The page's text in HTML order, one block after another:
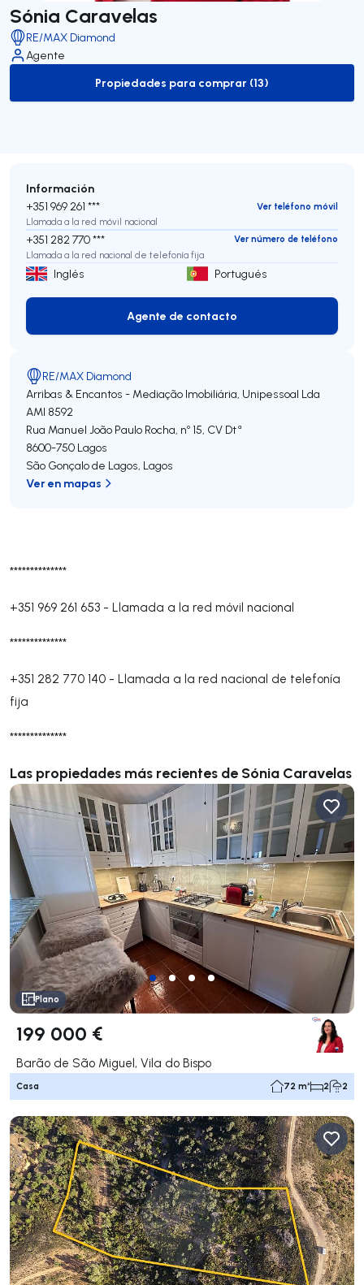
Sónia Caravelas
RE/MAX Diamond
Agente
to-buy-listing
Propiedades para comprar (13)
**************
+351 969 261 653 - Llamada a la red móvil nacional
**************
+351 282 770 140 - Llamada a la red nacional de telefonía
fija
**************
Las propiedades más recientes de Sónia Caravelas
Plano
199 000 €
Barão de São Miguel, Vila do Bispo
Casa 72 m² 2 2
Información
+351 969 261 ***
Ver teléfono móvil
Llamada a la red móvil nacional
+351 282 770 ***
Ver número de teléfono
Llamada a la red nacional de telefonía fija
Inglés Portugués
Agente de contacto
Agente de contacto
RE/MAX Diamond
Arribas & Encantos - Mediação Imobiliária, Unipessoal Lda
AMI 8592
Rua Manuel João Paulo Rocha, nº 15, CV Dtª
8600-750 Lagos
São Gonçalo de Lagos, Lagos
Ver en mapas